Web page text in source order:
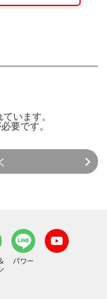
います。
要です。
パワー